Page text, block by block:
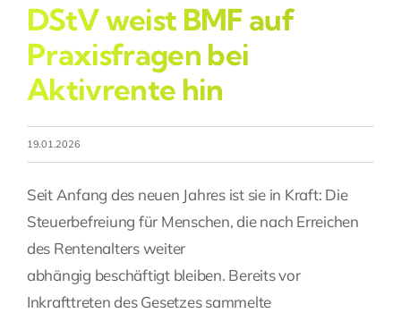
Profil
Leistungen
Team
Stellenangebote
Fragen Sie Ihre Kanzlei
DStV weist BMF auf
Praxisfragen bei
Aktivrente hin
19.01.2026
Seit Anfang des neuen Jahres ist sie in Kraft: Die
Steuerbefreiung für Menschen, die nach Erreichen
des Rentenalters weiter
abhängig beschäftigt bleiben. Bereits vor
Inkrafttreten des Gesetzes sammelte